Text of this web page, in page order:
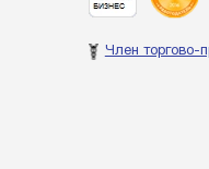
Член торгово-